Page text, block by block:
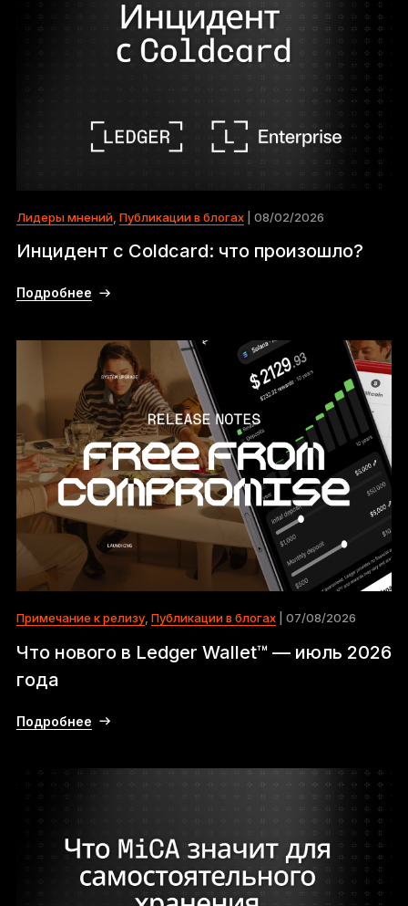
Лидеры мнений, Публикации в блогах| 08/02/2026
Инцидент с Coldcard: что произошло?
Подробнее
Примечание к релизу, Публикации в блогах| 07/08/2026
Что нового в Ledger Wallet™ — июль 2026
года
Подробнее